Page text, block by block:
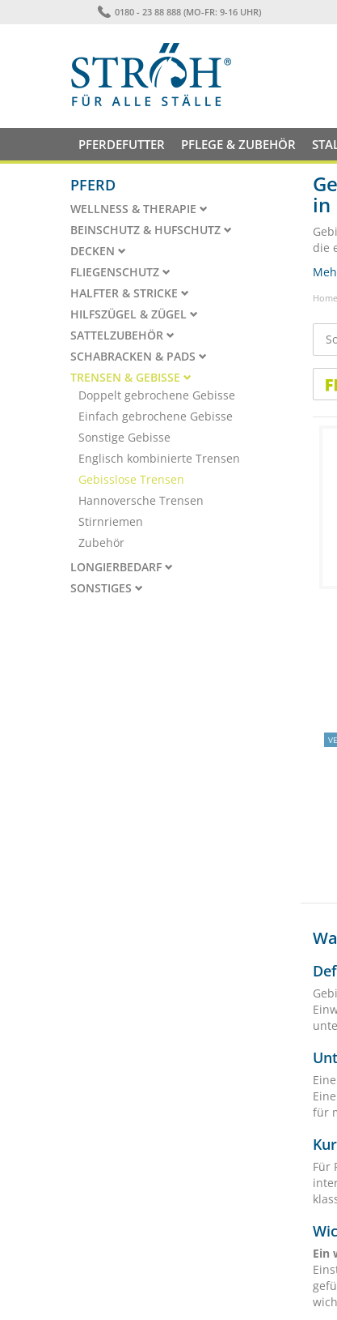
0180 - 23 88 888 (MO-FR: 9-16 UHR)
PFERDEFUTTER PFLEGE & ZUBEHÖR
in
die
Home
für
Für
Ein
PFERD
WELLNESS & THERAPIE
BEINSCHUTZ & HUFSCHUTZ
DECKEN
FLIEGENSCHUTZ
HALFTER & STRICKE
HILFSZÜGEL & ZÜGEL
SATTELZUBEHÖR
SCHABRACKEN & PADS
TRENSEN & GEBISSE
Doppelt gebrochene Gebisse
Einfach gebrochene Gebisse
Sonstige Gebisse
Englisch kombinierte Trensen
Gebisslose Trensen
Hannoversche Trensen
Stirnriemen
Zubehör
LONGIERBEDARF
SONSTIGES